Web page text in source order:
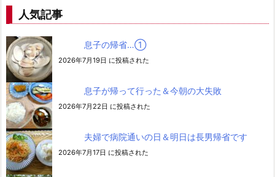
人気記事
息子の帰省…➀
2026年7月19日 に投稿された
息子が帰って行った＆今朝の大失敗
2026年7月22日 に投稿された
夫婦で病院通いの日＆明日は長男帰省です
2026年7月17日 に投稿された